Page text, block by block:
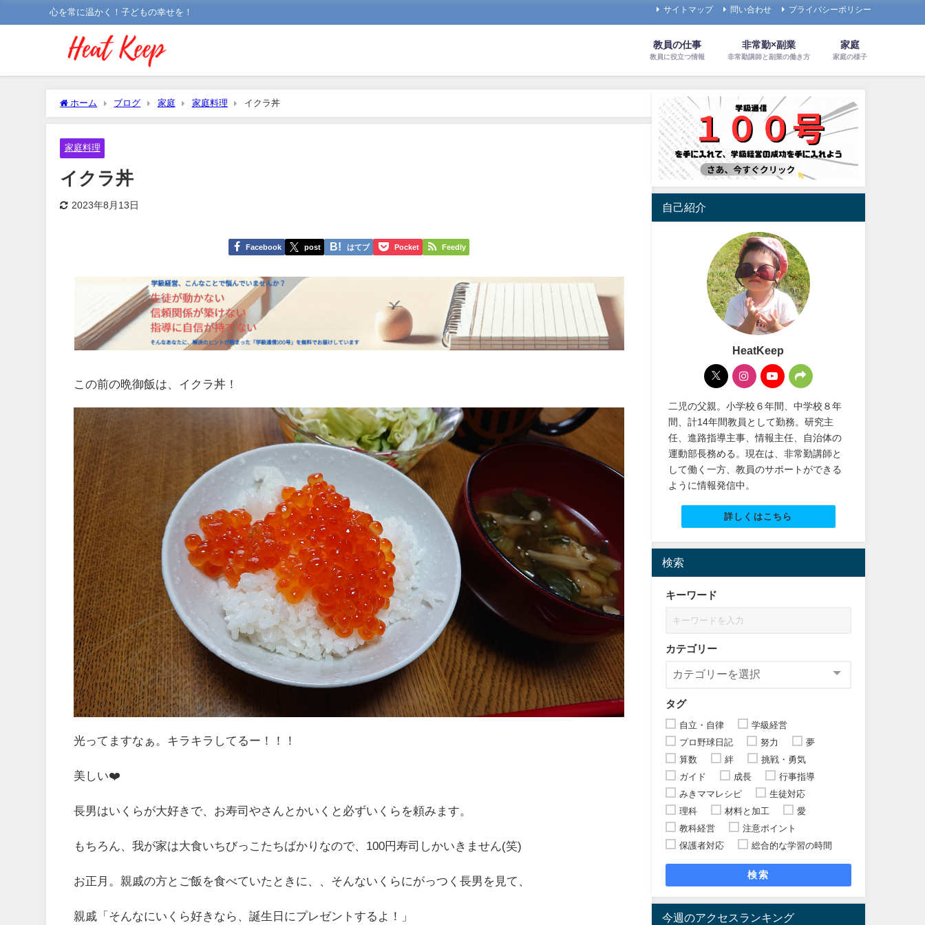
心を常に温かく！子どもの幸せを！ サイトマップ 問い合わせ プライバシーポリシー
教員の仕事
教員に役立つ情報
非常勤×副業
非常勤講師と副業の働き方
家庭
家庭の様子
ホーム ブログ 家庭 家庭料理 イクラ丼
家庭料理
イクラ丼
2023年8月13日
Facebook post はてブ Pocket Feedly
この前の晩御飯は、イクラ丼！
光ってますなぁ。キラキラしてるー！！！
美しい❤️
長男はいくらが大好きで、お寿司やさんとかいくと必ずいくらを頼みます。
もちろん、我が家は大食いちびっこたちばかりなので、100円寿司しかいきません(笑)
お正月。親戚の方とご飯を食べていたときに、、そんないくらにがっつく長男を見て、
親戚「そんなにいくら好きなら、誕生日にプレゼントするよ！」
自己紹介
HeatKeep
二児の父親。小学校６年間、中学校８年
間、計14年間教員として勤務。研究主
任、進路指導主事、情報主任、自治体の
運動部長務める。現在は、非常勤講師と
して働く一方、教員のサポートができる
ように情報発信中。
詳しくはこちら
検索
キーワード
カテゴリー
タグ
自立・自律
学級経営
プロ野球日記
努力
夢
算数
絆
挑戦・勇気
ガイド
成長
行事指導
みきママレシピ
生徒対応
理科
材料と加工
愛
教科経営
注意ポイント
保護者対応
総合的な学習の時間
検索
今週のアクセスランキング